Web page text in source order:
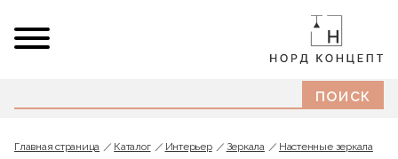
Главная страница Каталог Интерьер Зеркала
Настенные зеркала